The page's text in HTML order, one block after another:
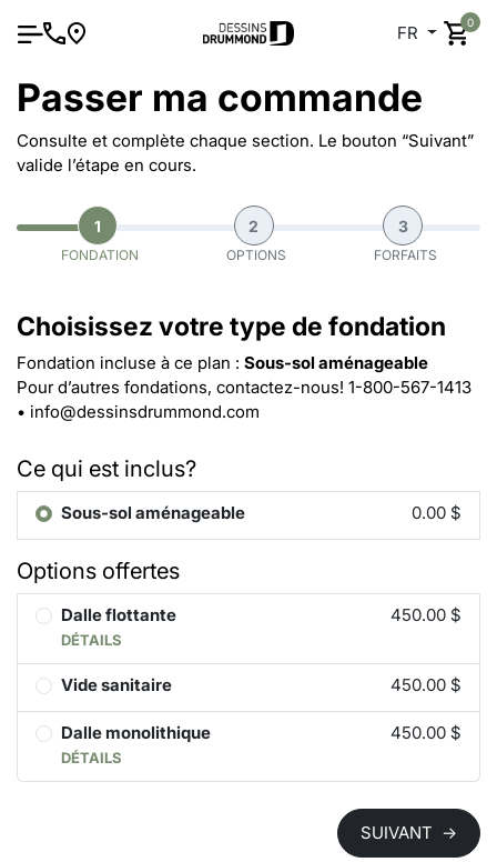
FR
0
Passer ma commande
Consulte et complète chaque section. Le bouton “Suivant”
valide l’étape en cours.
1
FONDATION
2
OPTIONS
3
FORFAITS
Choisissez votre type de fondation
Fondation incluse à ce plan : Sous-sol aménageable
Pour d’autres fondations, contactez-nous! 1-800-567-1413
• info@dessinsdrummond.com
Ce qui est inclus?
Sous-sol aménageable 0.00 $
Options offertes
Dalle flottante
DÉTAILS
450.00 $
Vide sanitaire 450.00 $
Dalle monolithique
DÉTAILS
450.00 $
SUIVANT →